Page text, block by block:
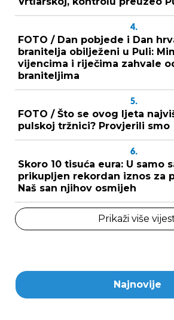
4.
FOTO / Dan pobjede i Dan
branitelja obilježeni u Puli:
vijencima i riječima zahvale
braniteljima
5.
FOTO / Što se ovog ljeta
pulskoj tržnici? Provjerili smo
6.
Skoro 10 tisuća eura: U samo
prikupljen rekordan iznos za
Naš san njihov osmijeh
Prikaži više
Najnovije